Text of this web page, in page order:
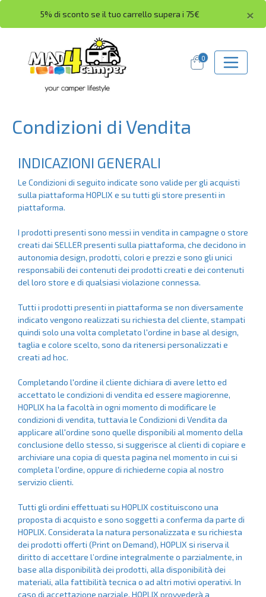
5% di sconto se il tuo carrello supera i 75€ ×
0
Condizioni di Vendita
INDICAZIONI GENERALI
Le Condizioni di seguito indicate sono valide per gli acquisti
sulla piattaforma HOPLIX e su tutti gli store presenti in
piattaforma.
I prodotti presenti sono messi in vendita in campagne o store
creati dai SELLER presenti sulla piattaforma, che decidono in
autonomia design, prodotti, colori e prezzi e sono gli unici
responsabili dei contenuti dei prodotti creati e dei contenuti
del loro store e di qualsiasi violazione connessa.
Tutti i prodotti presenti in piattaforma se non diversamente
indicato vengono realizzati su richiesta del cliente, stampati
quindi solo una volta completato l'ordine in base al design,
taglia e colore scelto, sono da ritenersi personalizzati e
creati ad hoc.
Completando l'ordine il cliente dichiara di avere letto ed
accettato le condizioni di vendita ed essere magiorenne,
HOPLIX ha la facoltà in ogni momento di modificare le
condizioni di vendita, tuttavia le Condizioni di Vendita da
applicare all'ordine sono quelle disponibili al momento della
conclusione dello stesso, si suggerisce al clienti di copiare e
archiviare una copia di questa pagina nel momento in cui si
completa l'ordine, oppure di richiederne copia al nostro
servizio clienti.
Tutti gli ordini effettuati su HOPLIX costituiscono una
proposta di acquisto e sono soggetti a conferma da parte di
HOPLIX. Considerata la natura personalizzata e su richiesta
dei prodotti offerti (Print on Demand), HOPLIX si riserva il
diritto di accettare l’ordine integralmente o parzialmente, in
base alla disponibilità dei prodotti, alla disponibilità dei
materiali, alla fattibilità tecnica o ad altri motivi operativi. In
caso di accettazione parziale, HOPLIX provvederà a